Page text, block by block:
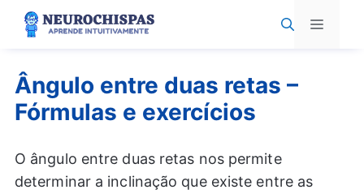
Pular
para
conteúdo
Menu
Ângulo entre duas retas –
Fórmulas e exercícios
O ângulo entre duas retas nos permite
determinar a inclinação que existe entre as